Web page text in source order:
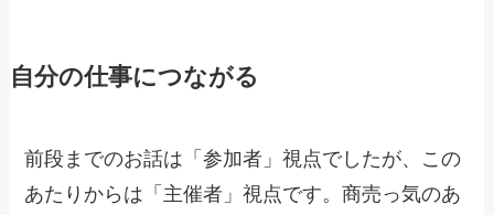
自分の仕事につながる
前段までのお話は「参加者」視点でしたが、この
あたりからは「主催者」視点です。商売っ気のあ